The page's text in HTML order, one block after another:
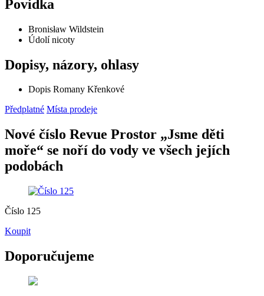
Povídka
Bronisław Wildstein
Údolí nicoty
Dopisy, názory, ohlasy
Dopis Romany Křenkové
Předplatné Místa prodeje
Nové číslo Revue Prostor „Jsme děti
moře“ se noří do vody ve všech jejích
podobách
Číslo 125
Koupit
Doporučujeme